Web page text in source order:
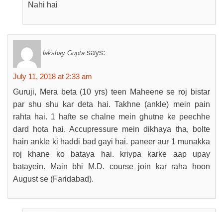
Nahi hai
lakshay Gupta says:
July 11, 2018 at 2:33 am
Guruji, Mera beta (10 yrs) teen Maheene se roj bistar
par shu shu kar deta hai. Takhne (ankle) mein pain
rahta hai. 1 hafte se chalne mein ghutne ke peechhe
dard hota hai. Accupressure mein dikhaya tha, bolte
hain ankle ki haddi bad gayi hai. paneer aur 1 munakka
roj khane ko bataya hai. kriypa karke aap upay
batayein. Main bhi M.D. course join kar raha hoon
August se (Faridabad).